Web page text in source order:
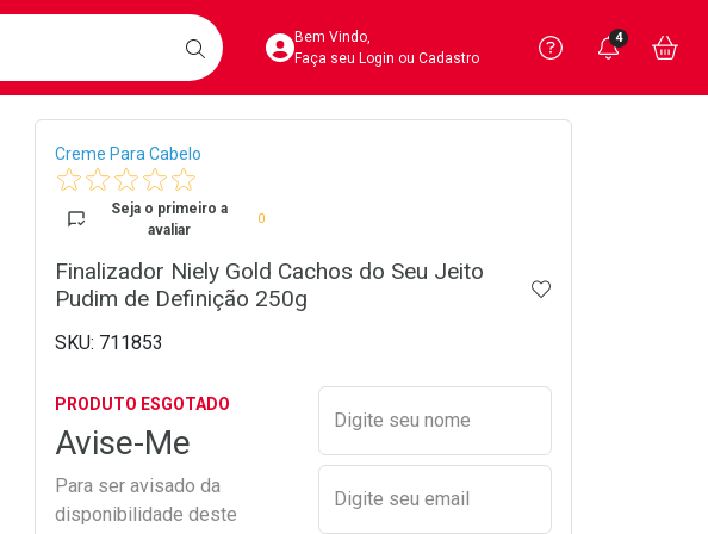
BUSCARAcesse sua Conta
Bem Vindo,
Faça seu Login ou Cadastro
Precisa
Ver Recursos
Você
4
Breadcrumb
Creme Para Cabelo
Seja o primeiro a
avaliar
0
Finalizador Niely Gold Cachos do Seu Jeito
Pudim de Definição 250g
ADICIONAR AOS
711853
PRODUTO ESGOTADO
Avise-Me
Para ser avisado da
disponibilidade deste
Preencher nome e email
Digite seu nome
Digite seu email